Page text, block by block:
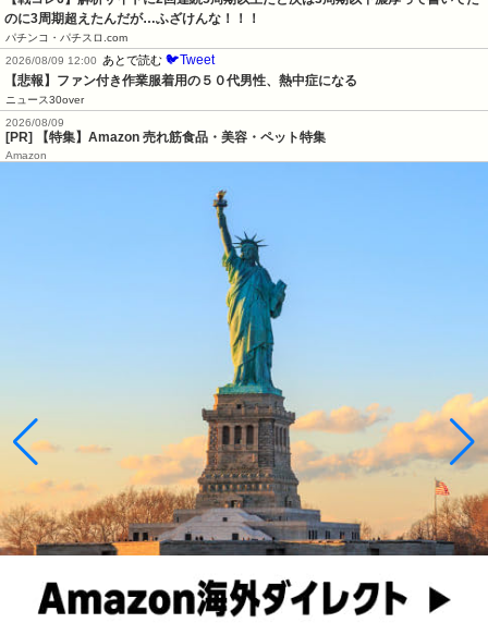
のに3周期超えたんだが…ふざけんな！！！
パチンコ・パチスロ.com
2026/08/09 12:00
あとで読む 🐦Tweet
【悲報】ファン付き作業服着用の５０代男性、熱中症になる
ニュース30over
2026/08/09
[PR] 【特集】Amazon 売れ筋食品・美容・ペット特集
Amazon